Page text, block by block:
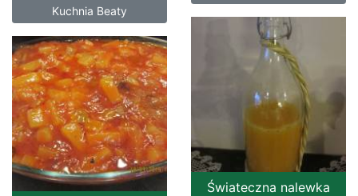
Kuchnia Beaty
Świateczna nalewka